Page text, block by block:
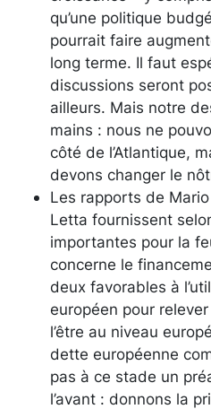
qu’une politique
pourrait faire
long terme. Il faut
discussions seront
ailleurs. Mais notre
mains : nous ne
côté de l’Atlantique,
devons changer le
Les rapports de Mario
Letta fournissent
importantes pour la
concerne le
deux favorables à
européen pour
l’être au niveau
dette européenne
pas à ce stade un
l’avant : donnons la